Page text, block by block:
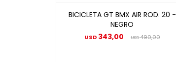
BICICLETA GT BMX AIR ROD. 20 -
NEGRO
USD 343,00 USD490,00